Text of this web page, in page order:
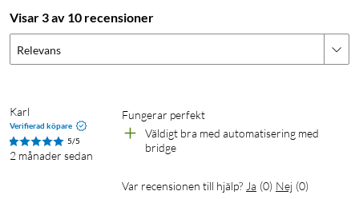
Visar 3 av 10 recensioner
Relevans
Karl
Verifierad köpare
5/5
2 månader sedan
Fungerar perfekt
Väldigt bra med automatisering med
bridge
Var recensionen till hjälp? Ja (0) Nej (0)